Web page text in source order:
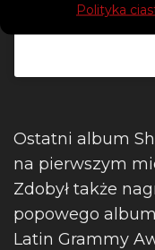
Polityka
Ostatni album
na pierwszym
Zdobył także
popowego
Latin Grammy